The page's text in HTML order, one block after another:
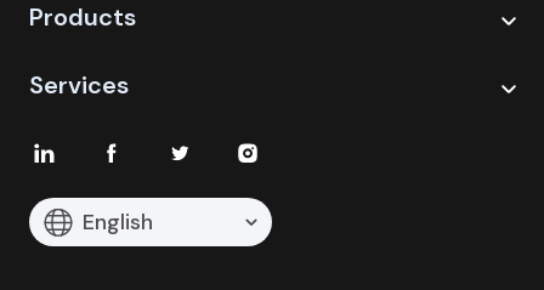
Products
Services
English